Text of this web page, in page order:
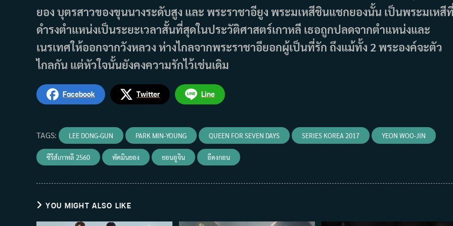
ยอง บุตรสาวของขุนนางระดับสูง และ พระราชาอียูง พระมเหสีชินแชกยองนั้น เป็นพระมเหสี
ดำรงตำแหน่งเป็นระยะเวลาสั้นที่สุดในประวัติศาสตร์เกาหลี เธอถูกปลดจากตำแหน่งและ
เนรเทศให้ออกจากวังหลวง ห่างไกลจากพระราชาอียอกผู้เป็นที่รัก ถึงแม้ทั้ง 2 พระองค์จะตัว
ไกลกัน แต่หัวใจนั้นยังคงความรักไว้เช่นเดิม
Facebook Twitter Line
TAGS: LEE DONG-GUN PARK MIN-YOUNG QUEEN FOR SEVEN DAYS SERIES KOREA 2017 YEON WOO-JIN
ซีรีส์เกาหลี 2560 พัคมินยอง ยอนอูจิน อีดงกอน
YOU MIGHT ALSO LIKE